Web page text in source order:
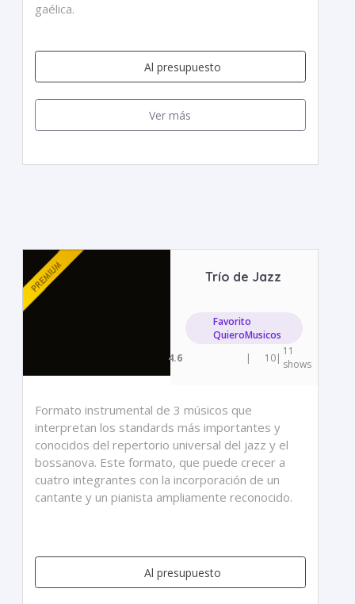
gaélica.
Al presupuesto
Ver más
Trío de Jazz
Favorito
QuieroMusicos
4.6
| 10| 11
shows
Formato instrumental de 3 músicos que
interpretan los standards más importantes y
conocidos del repertorio universal del jazz y el
bossanova. Este formato, que puede crecer a
cuatro integrantes con la incorporación de un
cantante y un pianista ampliamente reconocido.
Al presupuesto